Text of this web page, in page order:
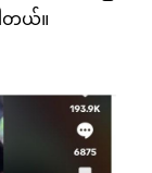
တယ်။